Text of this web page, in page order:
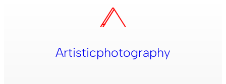
Artisticphotography